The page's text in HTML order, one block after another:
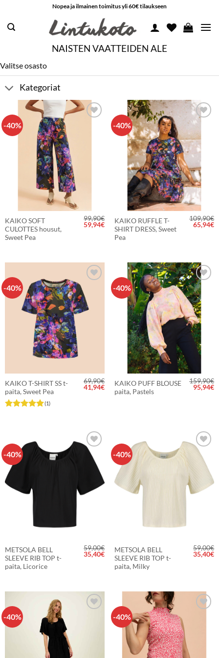
content
Nopea ja ilmainen toimitus yli 60€ tilaukseen
NAISTEN VAATTEIDEN ALE
Valitse osasto
Kategoriat
-40%
LISÄÄ
SUOSIKKEIHIN
KAIKO SOFT
CULOTTES housut,
Sweet Pea
99,90€
Alkuperäinen
hinta
59,94€Nykyinen
hinta
-40%
LISÄÄ
SUOSIKKEIHIN
KAIKO RUFFLE T-
SHIRT DRESS, Sweet
Pea
109,90€
hinta
65,94€
-40%
LISÄÄ
SUOSIKKEIHIN
KAIKO T-SHIRT SS t-
paita, Sweet Pea
(1)
69,90€
Alkuperäinen
hinta
41,94€Nykyinen
hinta
-40%
LISÄÄ
SUOSIKKEIHIN
KAIKO PUFF BLOUSE
paita, Pastels
159,90€
hinta
95,94€
-40%
METSOLA BELL
SLEEVE RIB TOP t-
paita, Licorice
59,00€
Alkuperäinen
hinta
35,40€Nykyinen
hinta
-40%
LISÄÄ
SUOSIKKEIHIN
METSOLA BELL
SLEEVE RIB TOP t-
paita, Milky
59,00€
hinta
35,40€
-40%
SUOSIKKEIHIN
-40%
LISÄÄ
SUOSIKKEIHIN